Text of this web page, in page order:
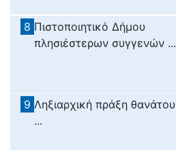
8 Πιστοποιητικό Δήμου
πλησιέστερων συγγενών ...
9 Ληξιαρχική πράξη θανάτου
...